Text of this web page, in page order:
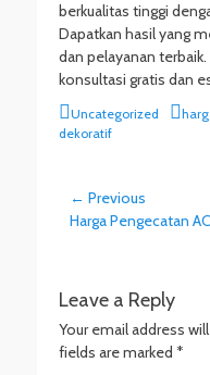
berkualitas tinggi
Dapatkan hasil yang
dan pelayanan terbaik.
konsultasi gratis dan
Categories
Uncategorized Tags
dekoratif
Post
navigation
← Previous
Previous
Harga Pengecatan
Leave a Reply
Your email address
fields are marked *